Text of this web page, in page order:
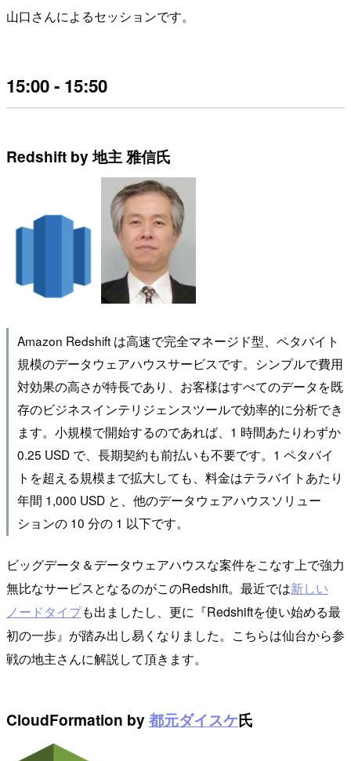
山口さんによるセッションです。
15:00 - 15:50
Redshift by 地主 雅信氏
Amazon Redshift は高速で完全マネージド型、ペタバイト
規模のデータウェアハウスサービスです。シンプルで費用
対効果の高さが特長であり、お客様はすべてのデータを既
存のビジネスインテリジェンスツールで効率的に分析でき
ます。小規模で開始するのであれば、1 時間あたりわずか
0.25 USD で、長期契約も前払いも不要です。1 ペタバイ
トを超える規模まで拡大しても、料金はテラバイトあたり
年間 1,000 USD と、他のデータウェアハウスソリュー
ションの 10 分の 1 以下です。
ビッグデータ＆データウェアハウスな案件をこなす上で強力
無比なサービスとなるのがこのRedshift。最近では新しい
ノードタイプも出ましたし、更に『Redshiftを使い始める最
初の一歩』が踏み出し易くなりました。こちらは仙台から参
戦の地主さんに解説して頂きます。
CloudFormation by都元ダイスケ氏